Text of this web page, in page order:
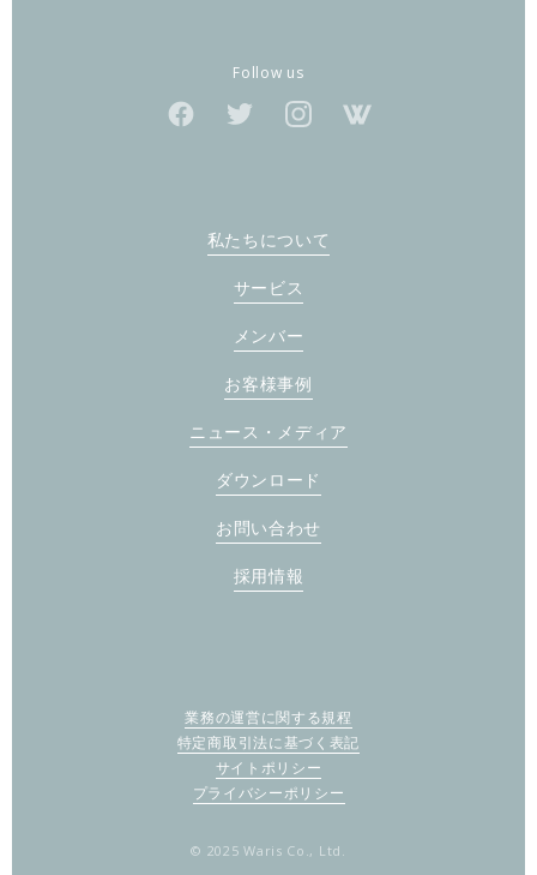
Follow us
私たちについて
サービス
メンバー
お客様事例
ニュース・メディア
ダウンロード
お問い合わせ
採用情報
業務の運営に関する規程
特定商取引法に基づく表記
サイトポリシー
プライバシーポリシー
© 2025 Waris Co., Ltd.